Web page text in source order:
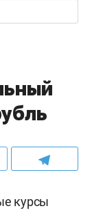
курсы